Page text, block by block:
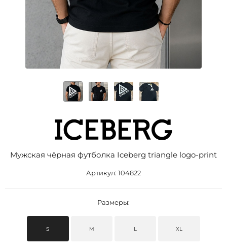
Мужская чёрная футболка Iceberg triangle logo-print
Артикул: 104822
Размеры:
S M L XL